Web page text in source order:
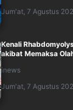
Jum'at, 7 Agustus
Kenali
akibat Memaksa
inews
Jum'at, 7 Agustus